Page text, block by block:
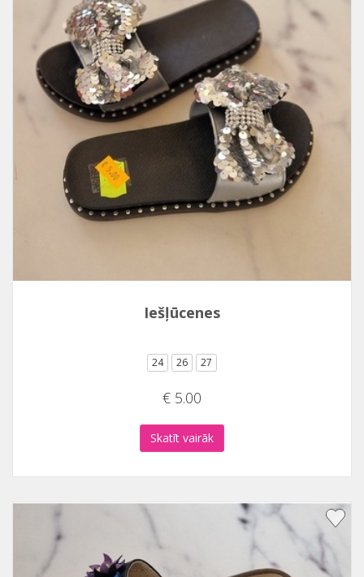
Iešļūcenes
24 26 27
€ 5.00
Skatīt vairāk